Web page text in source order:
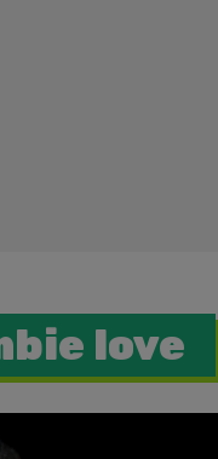
love